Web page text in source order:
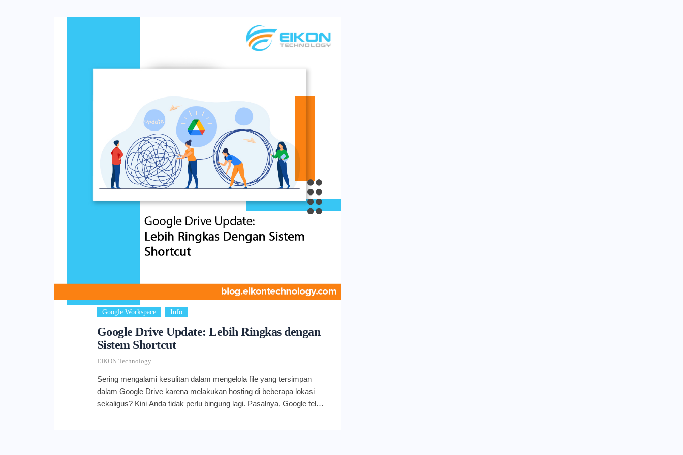
Google Workspace Info
Google Drive Update: Lebih Ringkas dengan
Sistem Shortcut
EIKON Technology
Sering mengalami kesulitan dalam mengelola file yang tersimpan
dalam Google Drive karena melakukan hosting di beberapa lokasi
sekaligus? Kini Anda tidak perlu bingung lagi. Pasalnya, Google telah